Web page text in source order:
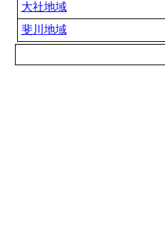
大社地域
斐川地域